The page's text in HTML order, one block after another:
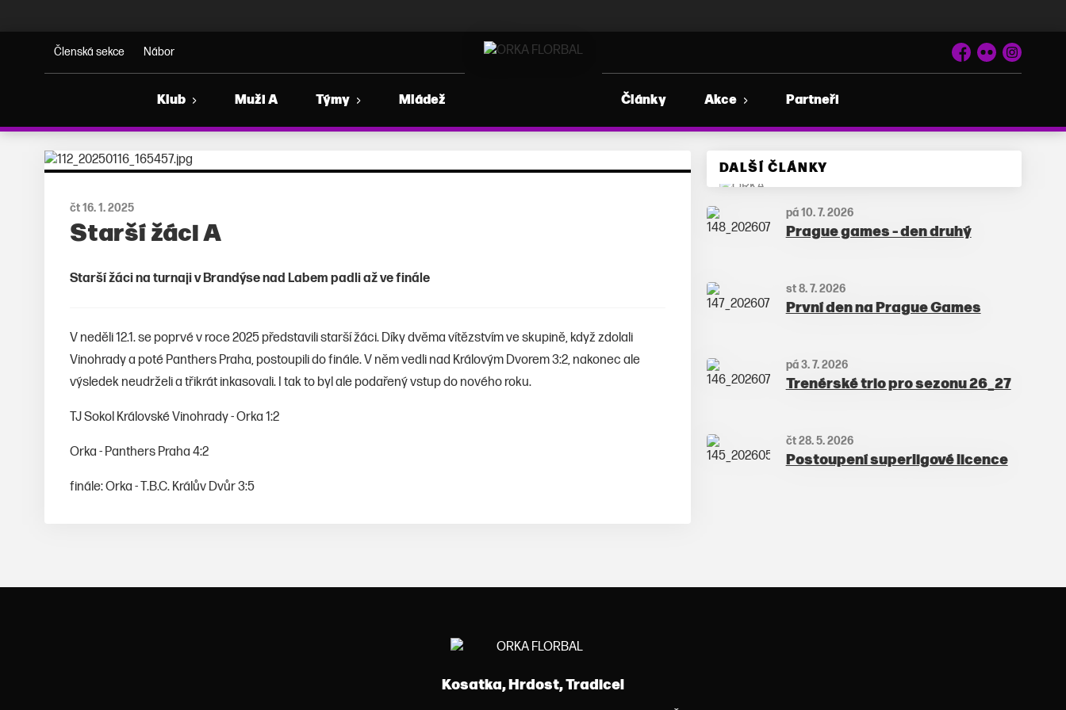
Členská sekce Nábor Facebook
Flickr Instagram
Klub Muži A Týmy Mládež Články Akce Partneři
DALŠÍ ČLÁNKY
pá 10. 7. 2026
Prague games - den druhý
st 8. 7. 2026
První den na Prague Games
pá 3. 7. 2026
Trenérské trio pro sezonu 26_27
čt 28. 5. 2026
Postoupení superligové licence
čt 16. 1. 2025
Starší žáci A
Starší žáci na turnaji v Brandýse nad Labem padli až ve finále
V neděli 12.1. se poprvé v roce 2025 představili starší žáci. Díky dvěma vítězstvím ve skupině, když zdolali
Vinohrady a poté Panthers Praha, postoupili do finále. V něm vedli nad Královým Dvorem 3:2, nakonec ale
výsledek neudrželi a třikrát inkasovali. I tak to byl ale podařený vstup do nového roku.
TJ Sokol Královské Vinohrady - Orka 1:2
Orka - Panthers Praha 4:2
finále: Orka - T.B.C. Králův Dvůr 3:5
Kosatka, Hrdost, Tradice!